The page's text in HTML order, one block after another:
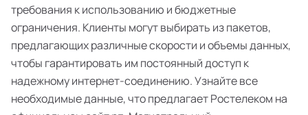
требования к использованию и бюджетные
ограничения. Клиенты могут выбирать из пакетов,
предлагающих различные скорости и объемы данных,
чтобы гарантировать им постоянный доступ к
надежному интернет-соединению. Узнайте все
необходимые данные, что предлагает Ростелеком на